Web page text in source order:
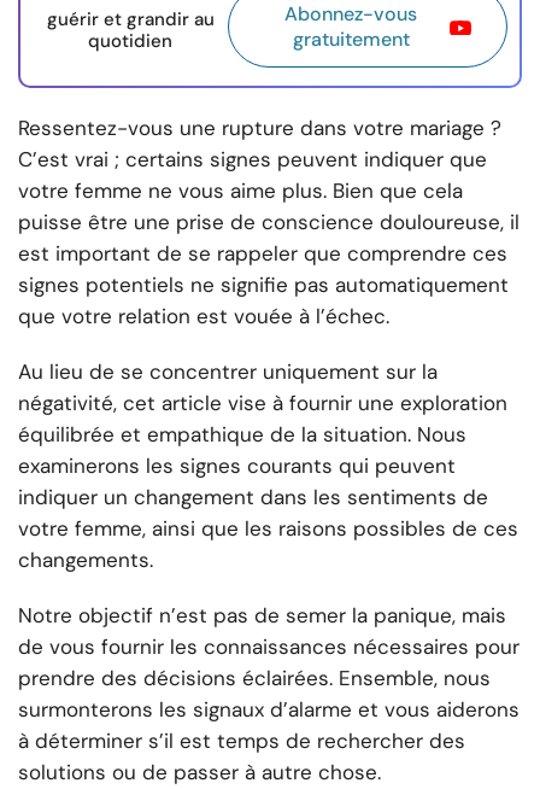
guérir et grandir au
quotidien
Abonnez-vous
gratuitement
Ressentez-vous une rupture dans votre mariage ?
C’est vrai ; certains signes peuvent indiquer que
votre femme ne vous aime plus. Bien que cela
puisse être une prise de conscience douloureuse, il
est important de se rappeler que comprendre ces
signes potentiels ne signifie pas automatiquement
que votre relation est vouée à l’échec.
Au lieu de se concentrer uniquement sur la
négativité, cet article vise à fournir une exploration
équilibrée et empathique de la situation. Nous
examinerons les signes courants qui peuvent
indiquer un changement dans les sentiments de
votre femme, ainsi que les raisons possibles de ces
changements.
Notre objectif n’est pas de semer la panique, mais
de vous fournir les connaissances nécessaires pour
prendre des décisions éclairées. Ensemble, nous
surmonterons les signaux d’alarme et vous aiderons
à déterminer s’il est temps de rechercher des
solutions ou de passer à autre chose.